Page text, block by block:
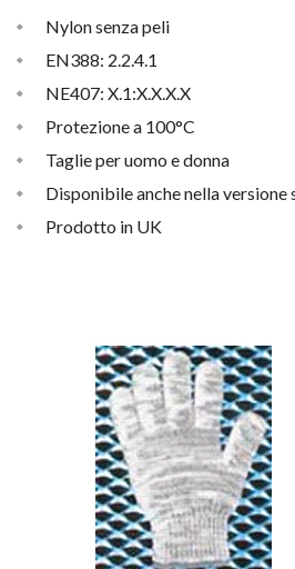
Nylon senza peli
EN388: 2.2.4.1
NE407: X.1:X.X.X.X
Protezione a 100°C
Taglie per uomo e donna
Disponibile anche nella versione
Prodotto in UK